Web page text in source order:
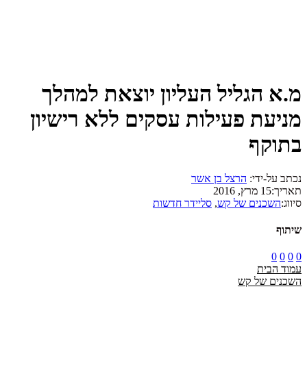
מ.א הגליל העליון יוצאת למהלך
מניעת פעילות עסקים ללא רישיון
בתוקף
נכתב על-ידי: הרצל בן אשר
תאריך:15 מרץ, 2016
סיווג:השכנים של קש, סליידר חדשות
שיתוף
0
0
0
0
עמוד הבית
השכנים של קש